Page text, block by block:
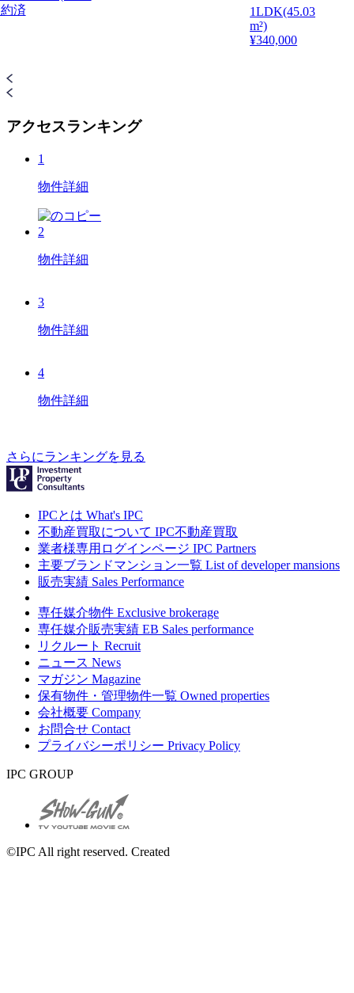
済
1LDK(45.03
m²)
¥340,000
アクセスランキング
1
物件詳細
2
物件詳細
3
物件詳細
4
物件詳細
さらにランキングを見る
IPCとは What's IPC
不動産買取について IPC不動産買取
業者様専用ログインページ IPC Partners
主要ブランドマンション一覧 List of developer mansions
販売実績 Sales Performance
専任媒介物件 Exclusive brokerage
専任媒介販売実績 EB Sales performance
リクルート Recruit
ニュース News
マガジン Magazine
保有物件・管理物件一覧 Owned properties
会社概要 Company
お問合せ Contact
プライバシーポリシー Privacy Policy
IPC GROUP
©IPC All right reserved. Created